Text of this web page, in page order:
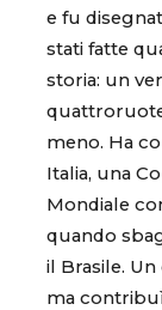
e fu
stati fatte
storia: un
meno. Ha
Italia, una
Mondiale
quando
il Brasile.
ma